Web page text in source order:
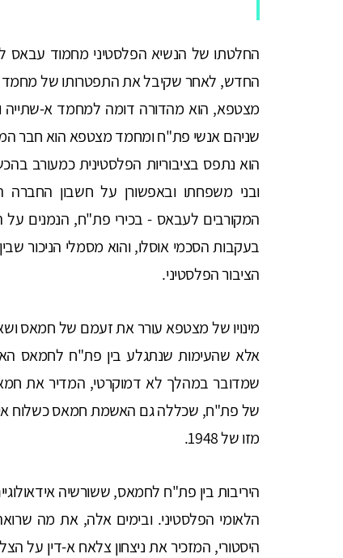
החלטתו של הנשיא הפלסטיני מחמוד
החדש, לאחר שקיבל את התפטרותו של
מצטפא, הוא מהדורה דומה למחמד א-
שניהם אנשי פת"ח ומחמד מצטפא הוא חבר
הוא נתפס בציבוריות הפלסטינית כמעורב
ובני משפחתו ובאפשורן על חשבון
המקורבים לעבאס - בכירי פת"ח, הנמנים
בעקבות הסכמי אוסלו, והוא מסמלי הניכור
הציבור הפלסטיני.
מינויו של מצטפא עורר את זעמם של חמאס
אלא שהעימות שנתגלע בין פת"ח לחמאס
שמדובר במהלך לא דמוקרטי, המדיר את
של פת"ח, שכללה גם האשמת חמאס כשלוח
מזו של 1948.
היריבות בין פת"ח לחמאס, ששורשיה
הלאומי הפלסטיני. ובימים אלה, את מה
היסטורי, המזכיר את ניצחון צלאח א-דין על